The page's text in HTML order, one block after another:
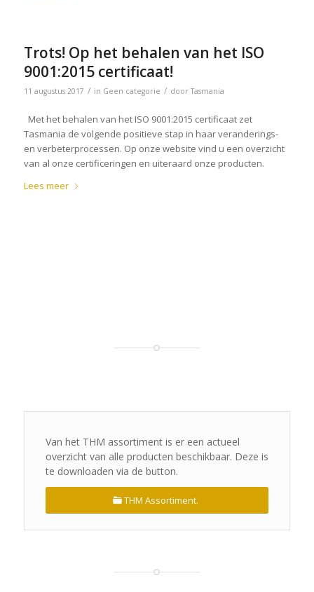
Trots! Op het behalen van het ISO
9001:2015 certificaat!
11 augustus 2017 / in Geen categorie / doorTasmania
Met het behalen van het ISO 9001:2015 certificaat zet
Tasmania de volgende positieve stap in haar veranderings-
en verbeterprocessen. Op onze website vind u een overzicht
van al onze certificeringen en uiteraard onze producten.
Lees meer
Van het THM assortiment is er een actueel
overzicht van alle producten beschikbaar. Deze is
te downloaden via de button.
THM Assortiment.